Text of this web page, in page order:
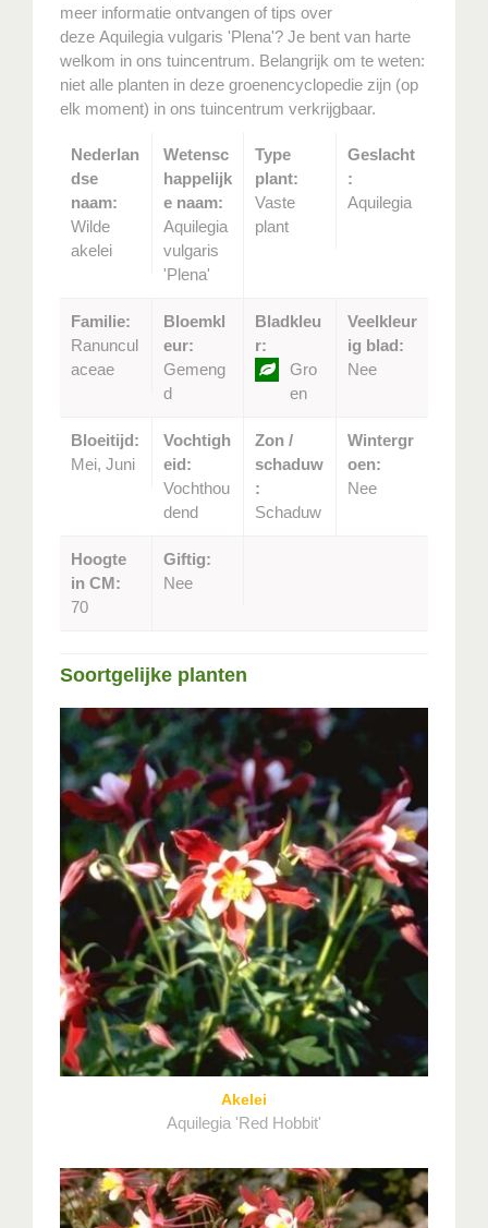
meer informatie ontvangen of tips over
deze Aquilegia vulgaris 'Plena'? Je bent van harte
welkom in ons tuincentrum. Belangrijk om te weten:
niet alle planten in deze groenencyclopedie zijn (op
elk moment) in ons tuincentrum verkrijgbaar.
Nederlan
dse
naam:
Wilde
akelei
Wetensc
happelijk
e naam:
Aquilegia
vulgaris
'Plena'
Type
plant:
Vaste
plant
Geslacht
:
Aquilegia
Familie:
Ranuncul
aceae
Bloemkl
eur:
Gemeng
d
Bladkleu
r:
Gro
en
Veelkleur
ig blad:
Nee
Bloeitijd:
Mei, Juni
Vochtigh
eid:
Vochthou
dend
Zon /
schaduw
:
Schaduw
Wintergr
oen:
Nee
Hoogte
in CM:
70
Giftig:
Nee
Soortgelijke planten
Akelei
Aquilegia 'Red Hobbit'